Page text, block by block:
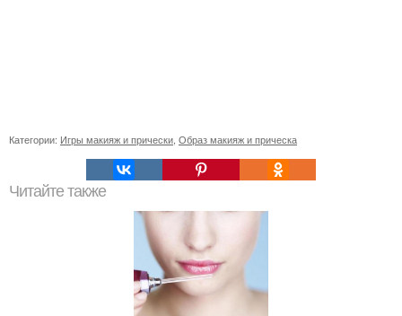
Категории: Игры макияж и прически Образ макияж и прическа
Читайте также